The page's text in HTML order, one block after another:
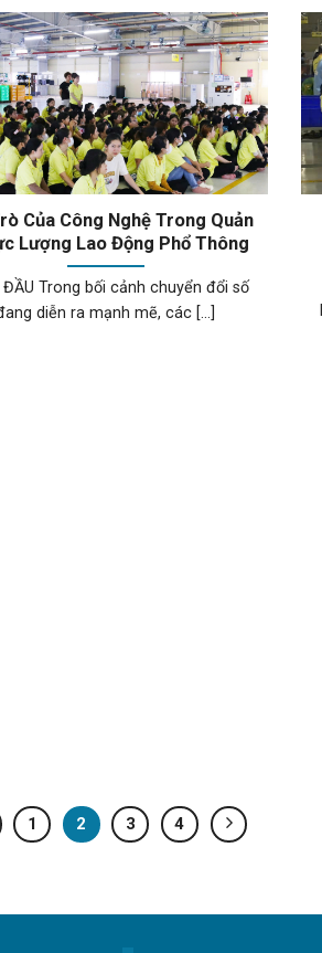
Của Công Nghệ Trong Quản
Lượng Lao Động Phổ Thông
ĐẦU Trong bối cảnh chuyển đổi số
diễn ra mạnh mẽ, các [...]
1 2 3 4